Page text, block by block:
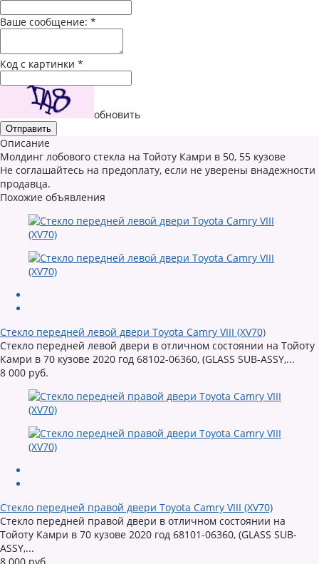
Ваше сообщение: *
Код с картинки *
обновить
Описание
Молдинг лобового стекла на Тойоту Камри в 50, 55 кузове
Не соглашайтесь на предоплату, если не уверены внадежности
продавца.
Похожие объявления
Стекло передней левой двери Toyota Camry VIII (XV70)
Стекло передней левой двери в отличном состоянии на Тойоту
Камри в 70 кузове 2020 год 68102-06360, (GLASS SUB-ASSY,...
8 000 руб.
Стекло передней правой двери Toyota Camry VIII (XV70)
Стекло передней правой двери в отличном состоянии на
Тойоту Камри в 70 кузове 2020 год 68101-06360, (GLASS SUB-
ASSY,...